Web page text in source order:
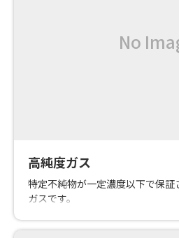
高純度ガス
特定不純物が一定濃度以下で保
ガスです。